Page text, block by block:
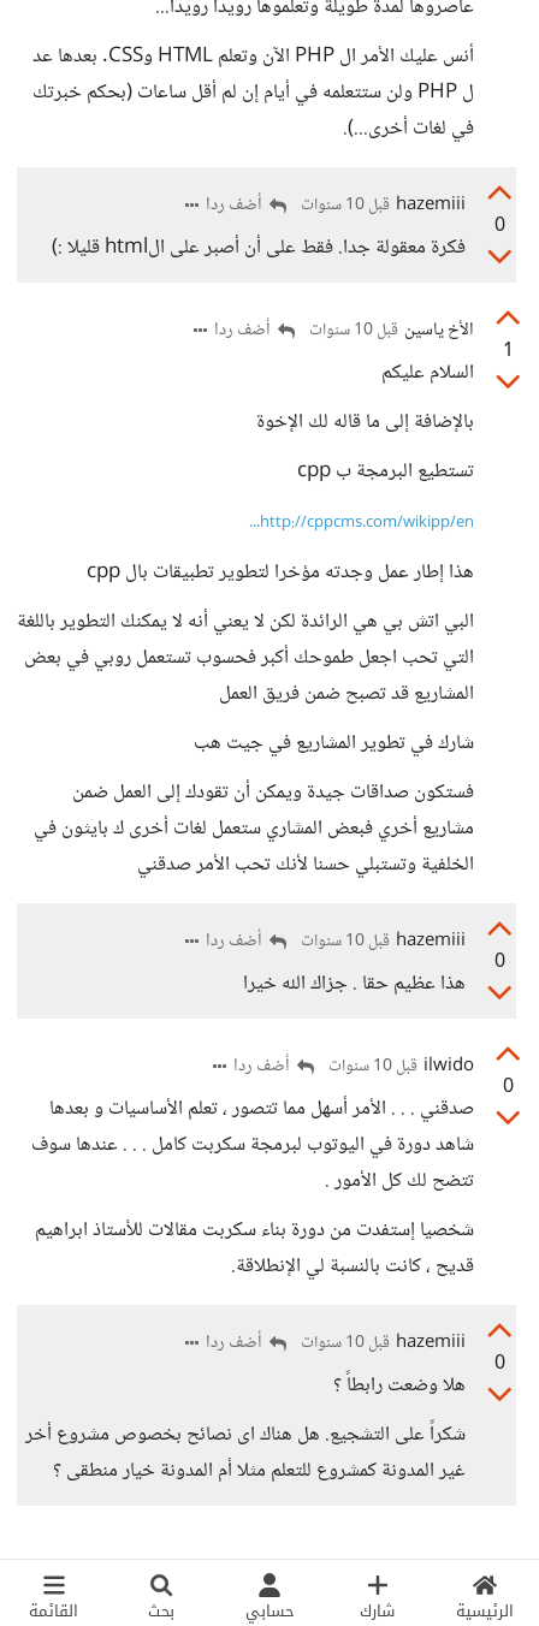
الرئيسية شارك حسابي بحث القائمة
عاصروها لمدة طويلة وتعلموها رويدا رويدا...
أنس عليك الأمر ال PHP الآن وتعلم HTML وCSS. بعدها عد
ل PHP ولن ستتعلمه في أيام إن لم أقل ساعات (بحكم خبرتك
في لغات أخرى...).
0
hazemiii قبل 10 سنوات أضف ردا
فكرة معقولة جدا. فقط على أن أصبر على الhtml قليلا :)
1
الأخ ياسين قبل 10 سنوات أضف ردا
السلام عليكم
بالإضافة إلى ما قاله لك الإخوة
تستطيع البرمجة ب cpp
http://cppcms.com/wikipp/en...
هذا إطار عمل وجدته مؤخرا لتطوير تطبيقات بال cpp
البي اتش بي هي الرائدة لكن لا يعني أنه لا يمكنك التطوير باللغة
التي تحب اجعل طموحك أكبر فحسوب تستعمل روبي في بعض
المشاريع قد تصبح ضمن فريق العمل
شارك في تطوير المشاريع في جيت هب
فستكون صداقات جيدة ويمكن أن تقودك إلى العمل ضمن
مشاريع أخري فبعض المشاري ستعمل لغات أخرى ك بايثون في
الخلفية وتستبلي حسنا لأنك تحب الأمر صدقني
0
hazemiii قبل 10 سنوات أضف ردا
هذا عظيم حقا . جزاك الله خيرا
0
ilwido قبل 10 سنوات أضف ردا
صدقني . . . الأمر أسهل مما تتصور ، تعلم الأساسيات و بعدها
شاهد دورة في اليوتوب لبرمجة سكربت كامل . . . عندها سوف
تتضح لك كل الأمور .
شخصيا إستفدت من دورة بناء سكربت مقالات للأستاذ ابراهيم
قديح ، كانت بالنسبة لي الإنطلاقة.
0
hazemiii قبل 10 سنوات أضف ردا
هلا وضعت رابطاً ؟
شكراً على التشجيع. هل هناك اى نصائح بخصوص مشروع أخر
غير المدونة كمشروع للتعلم مثلا أم المدونة خيار منطقى ؟